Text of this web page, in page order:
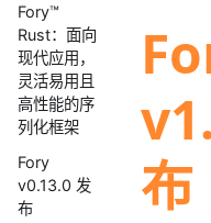
Fory™
Rust：面向
现代应用，
灵活易用且
高性能的序
列化框架
Fory
v0.13.0 发
布
布